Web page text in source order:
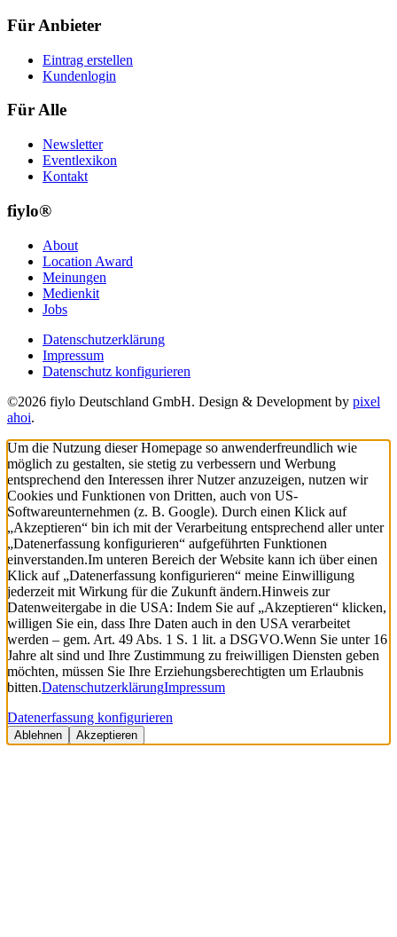
Für Anbieter
Eintrag erstellen
Kundenlogin
Für Alle
Newsletter
Eventlexikon
Kontakt
fiylo®
About
Location Award
Meinungen
Medienkit
Jobs
Datenschutzerklärung
Impressum
Datenschutz konfigurieren
©2026 fiylo Deutschland GmbH. Design & Development by pixel
ahoi.
Um die Nutzung dieser Homepage so anwenderfreundlich wie
möglich zu gestalten, sie stetig zu verbessern und Werbung
entsprechend den Interessen ihrer Nutzer anzuzeigen, nutzen wir
Cookies und Funktionen von Dritten, auch von US-
Softwareunternehmen (z. B. Google). Durch einen Klick auf
„Akzeptieren“ bin ich mit der Verarbeitung entsprechend aller unter
„Datenerfassung konfigurieren“ aufgeführten Funktionen
einverstanden.Im unteren Bereich der Website kann ich über einen
Klick auf „Datenerfassung konfigurieren“ meine Einwilligung
jederzeit mit Wirkung für die Zukunft ändern.Hinweis zur
Datenweitergabe in die USA: Indem Sie auf „Akzeptieren“ klicken,
willigen Sie ein, dass Ihre Daten auch in den USA verarbeitet
werden – gem. Art. 49 Abs. 1 S. 1 lit. a DSGVO.Wenn Sie unter 16
Jahre alt sind und Ihre Zustimmung zu freiwilligen Diensten geben
möchten, müssen Sie Ihre Erziehungsberechtigten um Erlaubnis
bitten.DatenschutzerklärungImpressum
Datenerfassung konfigurieren
Ablehnen Akzeptieren